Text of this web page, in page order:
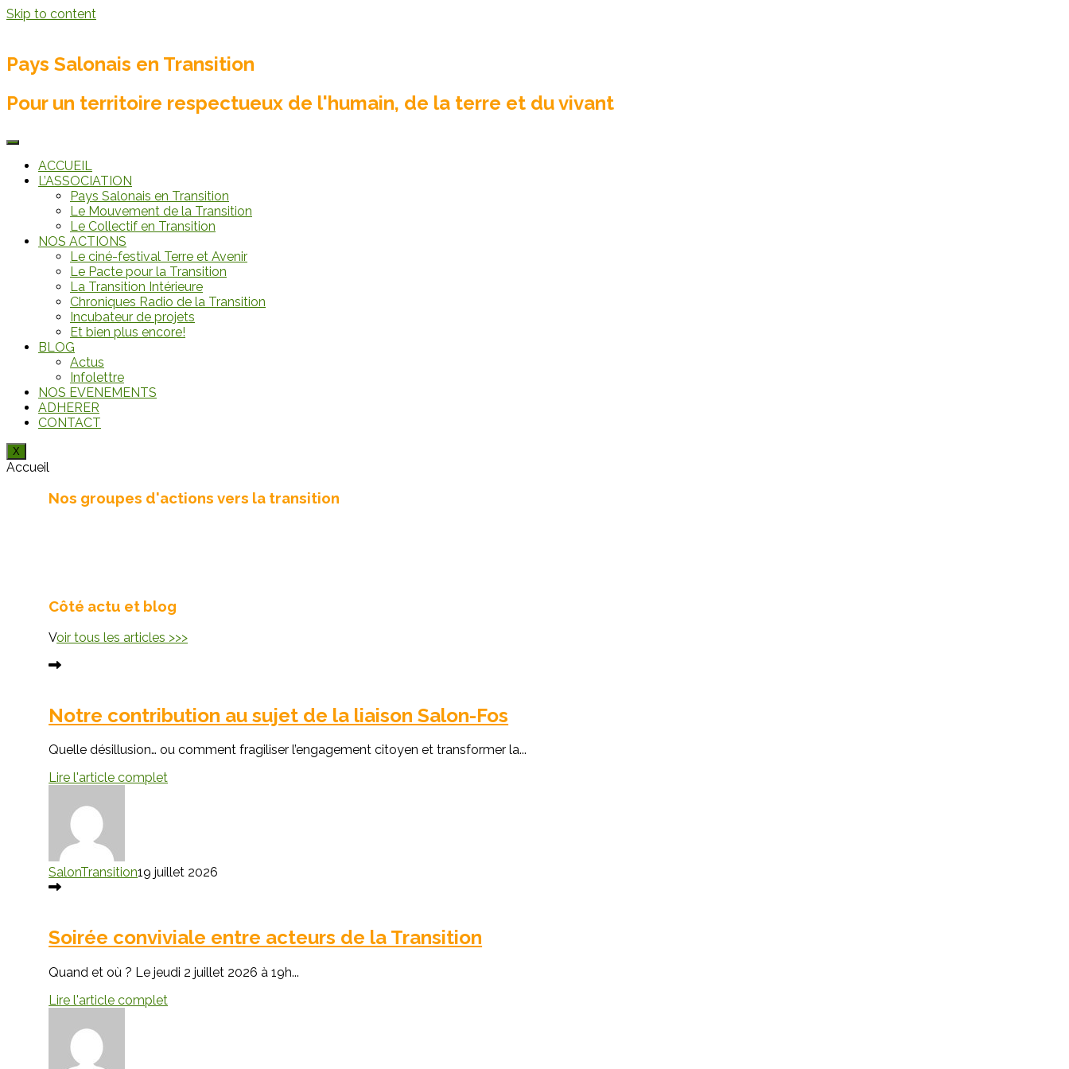
Skip to content
Pays Salonais en Transition
Pour un territoire respectueux de l'humain, de la terre et du vivant
ACCUEIL
L’ASSOCIATION
Pays Salonais en Transition
Le Mouvement de la Transition
Le Collectif en Transition
NOS ACTIONS
Le ciné-festival Terre et Avenir
Le Pacte pour la Transition
La Transition Intérieure
Chroniques Radio de la Transition
Incubateur de projets
Et bien plus encore!
BLOG
Actus
Infolettre
NOS EVENEMENTS
ADHERER
CONTACT
X
Accueil
Nos groupes d'actions vers la transition
Côté actu et blog
Voir tous les articles >>>
Notre contribution au sujet de la liaison Salon-Fos
Quelle désillusion… ou comment fragiliser l’engagement citoyen et transformer la...
Lire l'article complet
SalonTransition19 juillet 2026
Soirée conviviale entre acteurs de la Transition
Quand et où ? Le jeudi 2 juillet 2026 à 19h...
Lire l'article complet